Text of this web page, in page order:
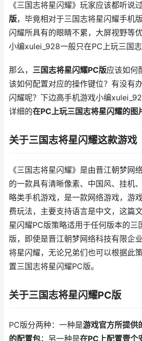
《三国志将星闪耀》玩家应该都听说过
版，毕竟相对于三国志将星闪耀手机
闪耀所具有的眼睛不累，大屏视野等
小编xulei_928一般只在PC上玩三国志
那么， 三国志将星闪耀PC版应该如何
该如何配置对应的操作键位？有没有
闪耀呢？下边高手机游戏小编
详细的在PC上玩三国志将星闪耀的图
关于三国志将星闪耀这款游戏
《三国志将星闪耀》是由晋江朝梦网
的一款具有清晰像素、中国风、挂机
略类手机游戏，是一款网络游戏，游
费玩法，主要支持语言是中文，这篇
星闪耀PC版策略适用于任何版本的三
版，即使是晋江朝梦网络科技有限企
将星闪耀，无论兄弟们也可以根据此
置三国志将星闪耀PC版。
关于三国志将星闪耀PC版
PC版分两种：一种是游戏官方所提供
的配置包；另一种是在PC上配置壹个